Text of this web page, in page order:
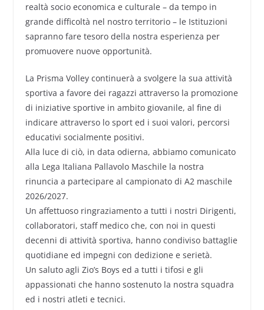
realtà socio economica e culturale – da tempo in
grande difficoltà nel nostro territorio – le Istituzioni
sapranno fare tesoro della nostra esperienza per
promuovere nuove opportunità.
La Prisma Volley continuerà a svolgere la sua attività
sportiva a favore dei ragazzi attraverso la promozione
di iniziative sportive in ambito giovanile, al fine di
indicare attraverso lo sport ed i suoi valori, percorsi
educativi socialmente positivi.
Alla luce di ciò, in data odierna, abbiamo comunicato
alla Lega Italiana Pallavolo Maschile la nostra
rinuncia a partecipare al campionato di A2 maschile
2026/2027.
Un affettuoso ringraziamento a tutti i nostri Dirigenti,
collaboratori, staff medico che, con noi in questi
decenni di attività sportiva, hanno condiviso battaglie
quotidiane ed impegni con dedizione e serietà.
Un saluto agli Zio’s Boys ed a tutti i tifosi e gli
appassionati che hanno sostenuto la nostra squadra
ed i nostri atleti e tecnici.